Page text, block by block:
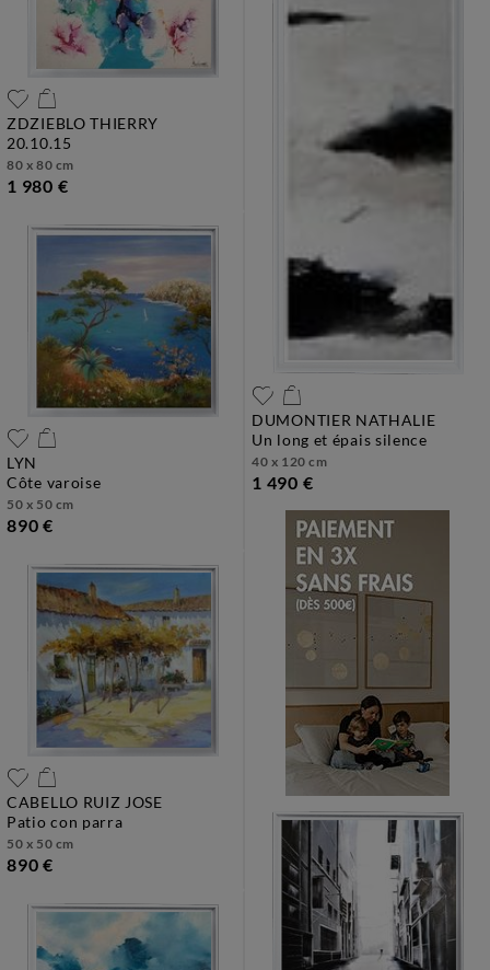
ZDZIEBLO THIERRY
20.10.15
80 x 80 cm
1 980 €
DUMONTIER NATHALIE
un long et épais silence
40 x 120 cm
1 490 €
LYN
côte varoise
50 x 50 cm
890 €
CABELLO RUIZ JOSE
patio con parra
50 x 50 cm
890 €